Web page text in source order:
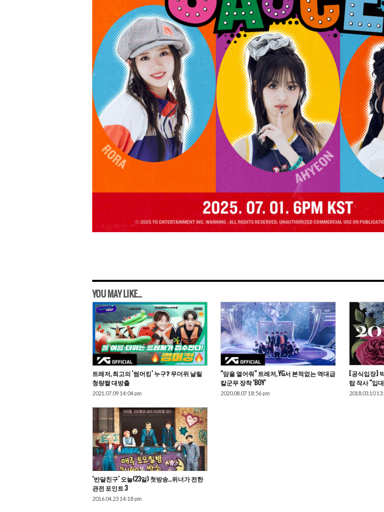
YOU MAY LIKE...
트레저, 최고의 ‘썸머킹’ 누구? 무더위 날릴
청량짤 대방출
2021.07.09 14:04 pm
“맘을 열어줘” 트레저, YG서 본적없는 역대급
칼군무 장착 ‘BOY’
2020.08.07 18:56 pm
[공식입장] 빅
탑 작사 “입
2018.03.10
‘반달친구’ 오늘(23일) 첫방송…위너가 전한
관전 포인트 3
2016.04.23 14:18 pm